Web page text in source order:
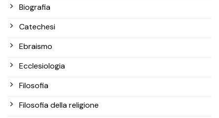
Biografia
Catechesi
Ebraismo
Ecclesiologia
Filosofia
Filosofia della religione